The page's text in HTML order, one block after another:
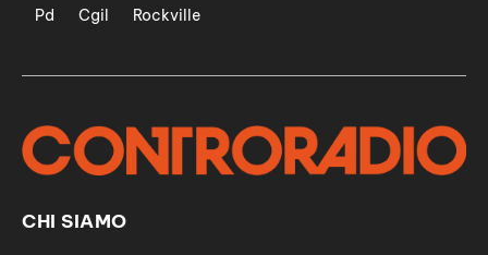
Pd
Cgil Rockville
CHI SIAMO